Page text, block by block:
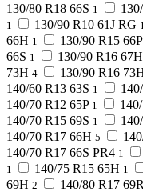
130/80 R18 66S 1
1 130/90 R10 61J RG 1
66H 1 130/90 R15 66P
66S 1 130/90 R16 67H
73H 4 130/90 R16
140/60 R13 63S 1
140/70 R12 65P 1
140/70 R15 69S 1
140/70 R17 66H 5
140/70 R17 66S PR4 1
1 140/75 R15 65H 1
69H 2 140/80 R17 69R